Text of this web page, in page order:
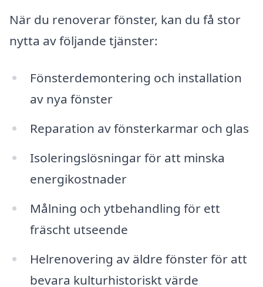
När du renoverar fönster, kan du få stor
nytta av följande tjänster:
Fönsterdemontering och installation
av nya fönster
Reparation av fönsterkarmar och glas
Isoleringslösningar för att minska
energikostnader
Målning och ytbehandling för ett
fräscht utseende
Helrenovering av äldre fönster för att
bevara kulturhistoriskt värde